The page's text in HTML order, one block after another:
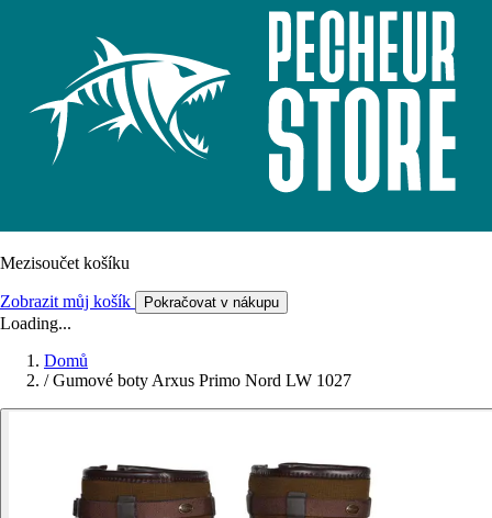
Mezisoučet košíku
Zobrazit můj košík Pokračovat v nákupu
Loading...
Domů
/ Gumové boty Arxus Primo Nord LW 1027